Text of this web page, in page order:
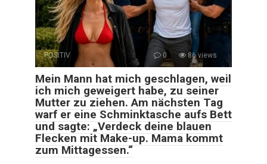
POSITIV 0 86 views
Mein Mann hat mich geschlagen, weil
ich mich geweigert habe, zu seiner
Mutter zu ziehen. Am nächsten Tag
warf er eine Schminktasche aufs Bett
und sagte: „Verdeck deine blauen
Flecken mit Make-up. Mama kommt
zum Mittagessen.“